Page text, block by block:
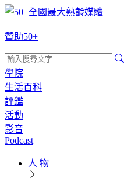
贊助50+
學院
生活百科
評鑑
活動
影音
Podcast
人 物